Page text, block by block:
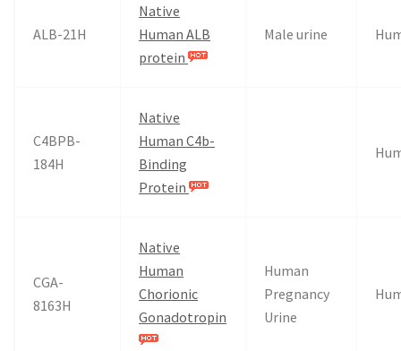
ALB-21H
Native
Human ALB
protein
Male urine
C4BPB-
184H
Native
Human C4b-
Binding
Protein
CGA-
8163H
Native
Human
Chorionic
Gonadotropin
Human
Pregnancy
Urine